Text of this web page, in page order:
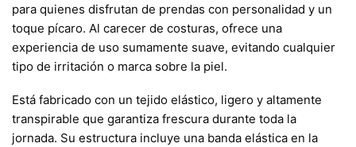
para quienes disfrutan de prendas con personalidad y un
toque pícaro. Al carecer de costuras, ofrece una
experiencia de uso sumamente suave, evitando cualquier
tipo de irritación o marca sobre la piel.
Está fabricado con un tejido elástico, ligero y altamente
transpirable que garantiza frescura durante toda la
jornada. Su estructura incluye una banda elástica en la